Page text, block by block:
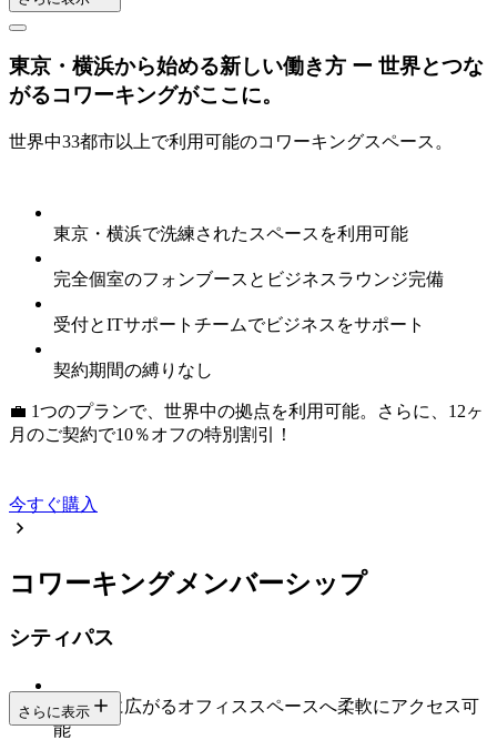
東京・横浜から始める新しい働き方 ー 世界とつな
がるコワーキングがここに。
世界中33都市以上で利用可能のコワーキングスペース。
東京・横浜で洗練されたスペースを利用可能
完全個室のフォンブースとビジネスラウンジ完備
受付とITサポートチームでビジネスをサポート
契約期間の縛りなし
💼 1つのプランで、世界中の拠点を利用可能。さらに、12ヶ
月のご契約で10％オフの特別割引！
今すぐ購入
コワーキングメンバーシップ
シティパス
各都市に広がるオフィススペースへ柔軟にアクセス可
能
さらに表示